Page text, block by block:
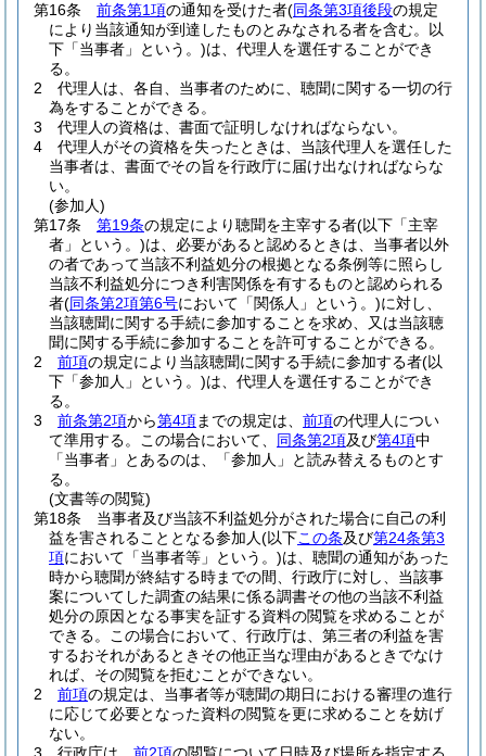
第16条
前条第1項の通知を受けた者(同条第3項後段の規定
により当該通知が到達したものとみなされる者を含む。以
下「当事者」という。)は、代理人を選任することができ
る。
2
代理人は、各自、当事者のために、聴聞に関する一切の行
為をすることができる。
3
代理人の資格は、書面で証明しなければならない。
4
代理人がその資格を失ったときは、当該代理人を選任した
当事者は、書面でその旨を行政庁に届け出なければならな
い。
(参加人)
第17条
第19条の規定により聴聞を主宰する者(以下「主宰
者」という。)は、必要があると認めるときは、当事者以外
の者であって当該不利益処分の根拠となる条例等に照らし
当該不利益処分につき利害関係を有するものと認められる
者(同条第2項第6号において「関係人」という。)に対し、
当該聴聞に関する手続に参加することを求め、又は当該聴
聞に関する手続に参加することを許可することができる。
2
前項の規定により当該聴聞に関する手続に参加する者(以
下「参加人」という。)は、代理人を選任することができ
る。
3
前条第2項から第4項までの規定は、 前項の代理人につい
て準用する。
この場合において、 同条第2項及び第4項中
「当事者」とあるのは、「参加人」と読み替えるものとす
る。
(文書等の閲覧)
第18条
当事者及び当該不利益処分がされた場合に自己の利
益を害されることとなる参加人(以下この条及び第24条第3
項において「当事者等」という。)は、聴聞の通知があった
時から聴聞が終結する時までの間、行政庁に対し、当該事
案についてした調査の結果に係る調書その他の当該不利益
処分の原因となる事実を証する資料の閲覧を求めることが
できる。
この場合において、行政庁は、第三者の利益を害
するおそれがあるときその他正当な理由があるときでなけ
れば、その閲覧を拒むことができない。
2
前項の規定は、当事者等が聴聞の期日における審理の進行
に応じて必要となった資料の閲覧を更に求めることを妨げ
ない。